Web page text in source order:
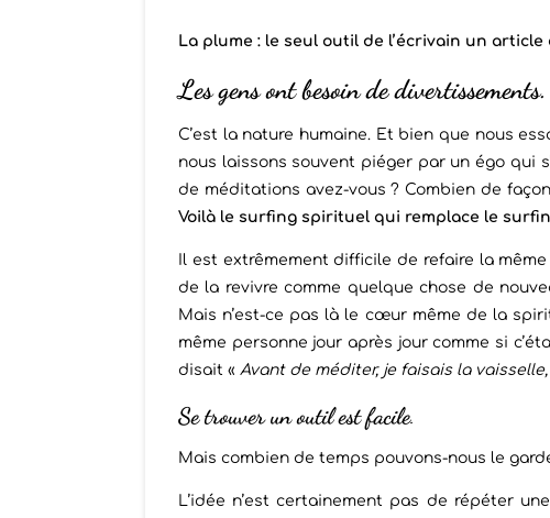
La plume : le seul outil de l’écrivain un article
Les gens ont besoin de divertissements.
C’est la nature humaine. Et bien que nous
nous laissons souvent piéger par un égo qui
de méditations avez-vous ? Combien de
Voilà le surfing spirituel qui remplace le
Il est extrêmement difficile de refaire la
de la revivre comme quelque chose de
Mais n’est-ce pas là le cœur même de la
même personne jour après jour comme si
disait « Avant de méditer, je faisais la
Se trouver un outil est facile.
Mais combien de temps pouvons-nous le
L’idée n’est certainement pas de répéter